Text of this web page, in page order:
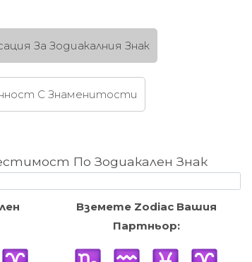
За Зодиакалния Знак
C Знаменитости
По Зодиакален Знак
Вземете Zodiac Вашия
Партньор: